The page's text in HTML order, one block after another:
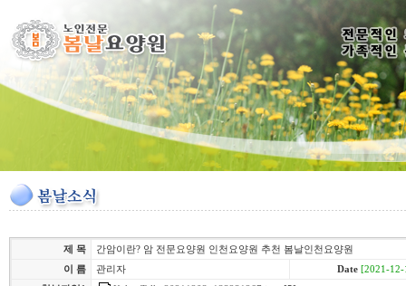
제 목
간암이란? 암 전문요양원 인천요양원 추천 봄날인천요양원
이 름
관리자 Date [2021-12-